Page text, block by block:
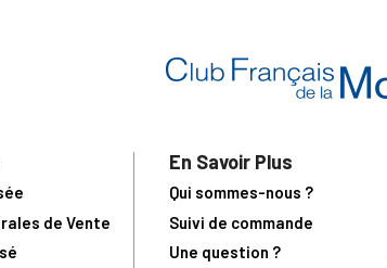
de Vente
En Savoir Plus
Qui sommes-nous ?
Suivi de commande
Une question ?